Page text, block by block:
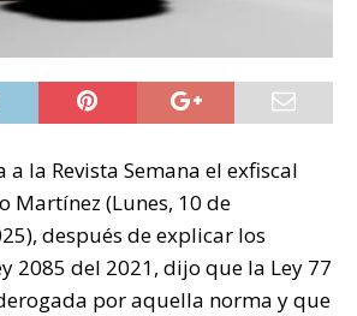
a la Revista Semana el exfiscal
Martínez (Lunes, 10 de
después de explicar los
2085 del 2021, dijo que la Ley 77
por aquella norma y que